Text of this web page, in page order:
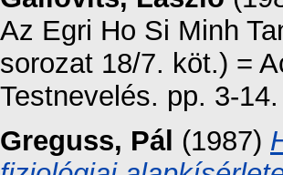
Az Egri Ho Si Minh
sorozat 18/7. köt.) =
Testnevelés. pp. 3-
Greguss, Pál (1987)